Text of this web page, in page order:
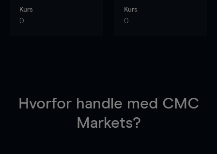
Kurs
0
Kurs
0
Hvorfor handle med CMC
Markets?